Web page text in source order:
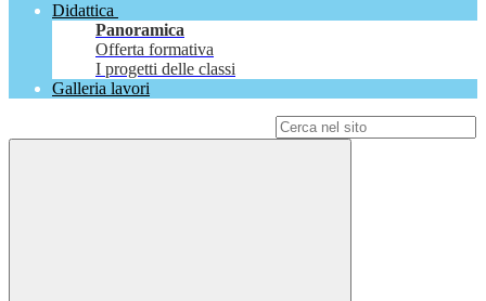
Didattica
Panoramica
Offerta formativa
I progetti delle classi
Galleria lavori